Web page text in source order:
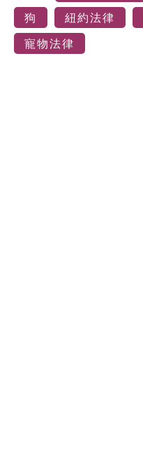
狗
紐約法律
寵物法律